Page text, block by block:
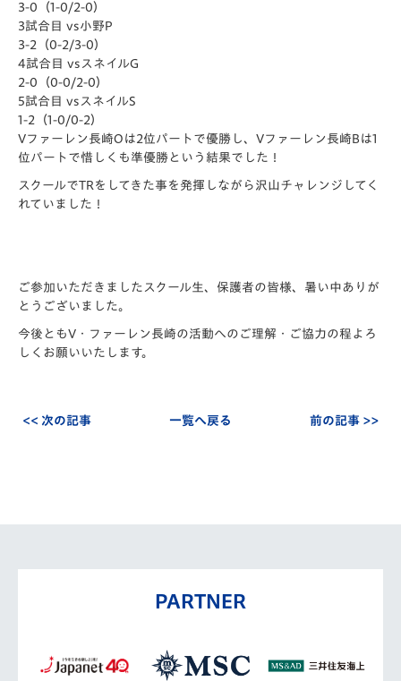
3-0（1-0/2-0）
3試合目 vs小野P
3-2（0-2/3-0）
4試合目 vsスネイルG
2-0（0-0/2-0）
5試合目 vsスネイルS
1-2（1-0/0-2）
Vファーレン長崎Oは2位パートで優勝し、Vファーレン長崎Bは1
位パートで惜しくも準優勝という結果でした！
スクールでTRをしてきた事を発揮しながら沢山チャレンジしてく
れていました！
ご参加いただきましたスクール生、保護者の皆様、暑い中ありが
とうございました。
今後ともV・ファーレン長崎の活動へのご理解・ご協力の程よろ
しくお願いいたします。
<< 次の記事 一覧へ戻る 前の記事 >>
PARTNER